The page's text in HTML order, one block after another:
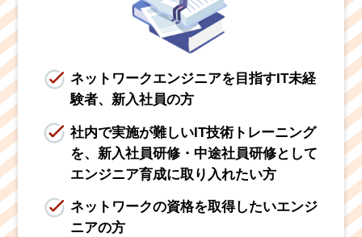
ネットワークエンジニアを目指すIT未経
験者、新入社員の方
社内で実施が難しいIT技術トレーニング
を、新入社員研修・ 中途社員研修として
エンジニア育成に取り入れたい方
ネットワークの資格を取得したいエンジ
ニアの方